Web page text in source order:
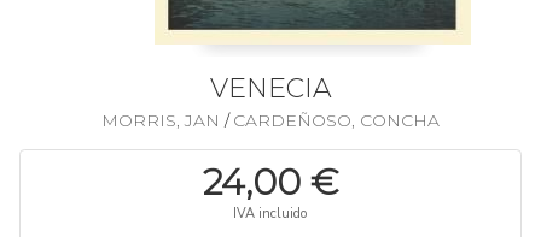
VENECIA
MORRIS, JAN /CARDEÑOSO, CONCHA
24,00 €
IVA incluido